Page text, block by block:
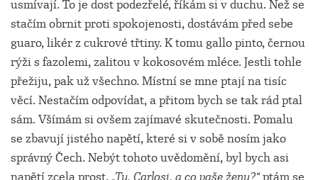
usmívají. To je dost podezřelé, říkám si v duchu. Než se
stačím obrnit proti spokojenosti, dostávám před sebe
guaro, likér z cukrové třtiny. K tomu gallo pinto, černou
rýži s fazolemi, zalitou v kokosovém mléce. Jestli tohle
přežiju, pak už všechno. Místní se mne ptají na tisíc
věcí. Nestačím odpovídat, a přitom bych se tak rád ptal
sám. Všímám si ovšem zajímavé skutečnosti. Pomalu
se zbavují jistého napětí, které si v sobě nosím jako
správný Čech. Nebýt tohoto uvědomění, byl bych asi
napětí zcela prost. „Ty, Carlosi, a co vaše ženy?“ptám se